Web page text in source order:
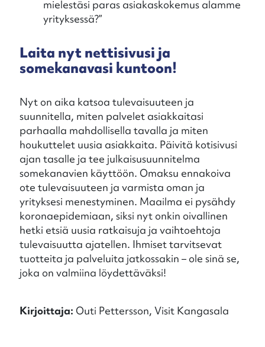
mielestäsi paras asiakaskokemus alamme
yrityksessä?”
Laita nyt nettisivusi ja
somekanavasi kuntoon!
Nyt on aika katsoa tulevaisuuteen ja
suunnitella, miten palvelet asiakkaitasi
parhaalla mahdollisella tavalla ja miten
houkuttelet uusia asiakkaita. Päivitä kotisivusi
ajan tasalle ja tee julkaisusuunnitelma
somekanavien käyttöön. Omaksu ennakoiva
ote tulevaisuuteen ja varmista oman ja
yrityksesi menestyminen. Maailma ei pysähdy
koronaepidemiaan, siksi nyt onkin oivallinen
hetki etsiä uusia ratkaisuja ja vaihtoehtoja
tulevaisuutta ajatellen. Ihmiset tarvitsevat
tuotteita ja palveluita jatkossakin – ole sinä se,
joka on valmiina löydettäväksi!
Kirjoittaja: Outi Pettersson, Visit Kangasala